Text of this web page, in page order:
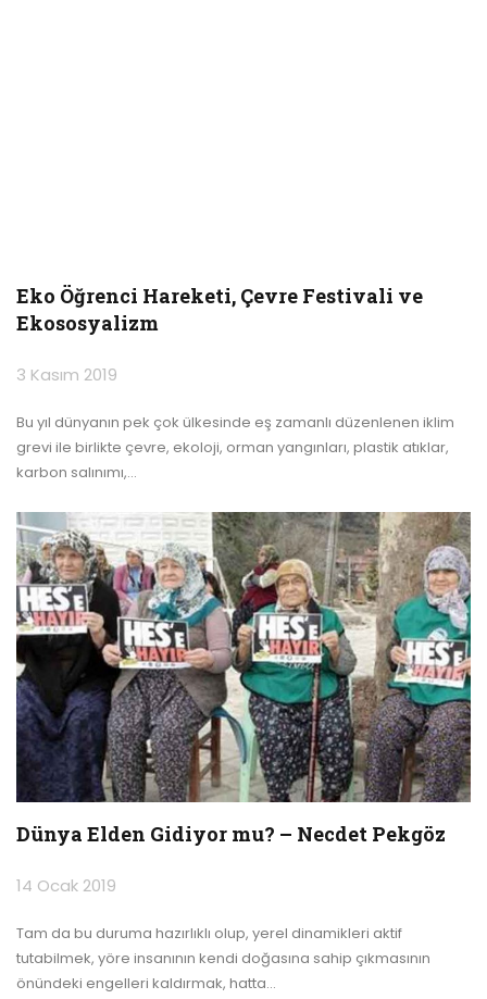
Eko Öğrenci Hareketi, Çevre Festivali ve
Ekososyalizm
3 Kasım 2019
Bu yıl dünyanın pek çok ülkesinde eş zamanlı düzenlenen iklim
grevi ile birlikte çevre, ekoloji, orman yangınları, plastik atıklar,
karbon salınımı,…
Dünya Elden Gidiyor mu? – Necdet Pekgöz
14 Ocak 2019
Tam da bu duruma hazırlıklı olup, yerel dinamikleri aktif
tutabilmek, yöre insanının kendi doğasına sahip çıkmasının
önündeki engelleri kaldırmak, hatta…